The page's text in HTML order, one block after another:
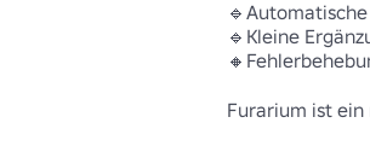
🔹Kleine
Furarium ist ein